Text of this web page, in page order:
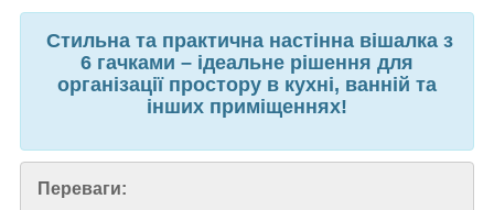
Стильна та практична настінна вішалка з
6 гачками – ідеальне рішення для
організації простору в кухні, ванній та
інших приміщеннях!
Переваги: